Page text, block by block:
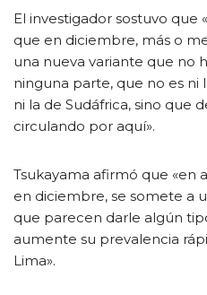
El investigador sostuvo que
que en diciembre, más o
una nueva variante que no
ninguna parte, que no es ni
ni la de Sudáfrica, sino que
circulando por aquí».
Tsukayama afirmó que «en
en diciembre, se somete a
que parecen darle algún
aumente su prevalencia
Lima».